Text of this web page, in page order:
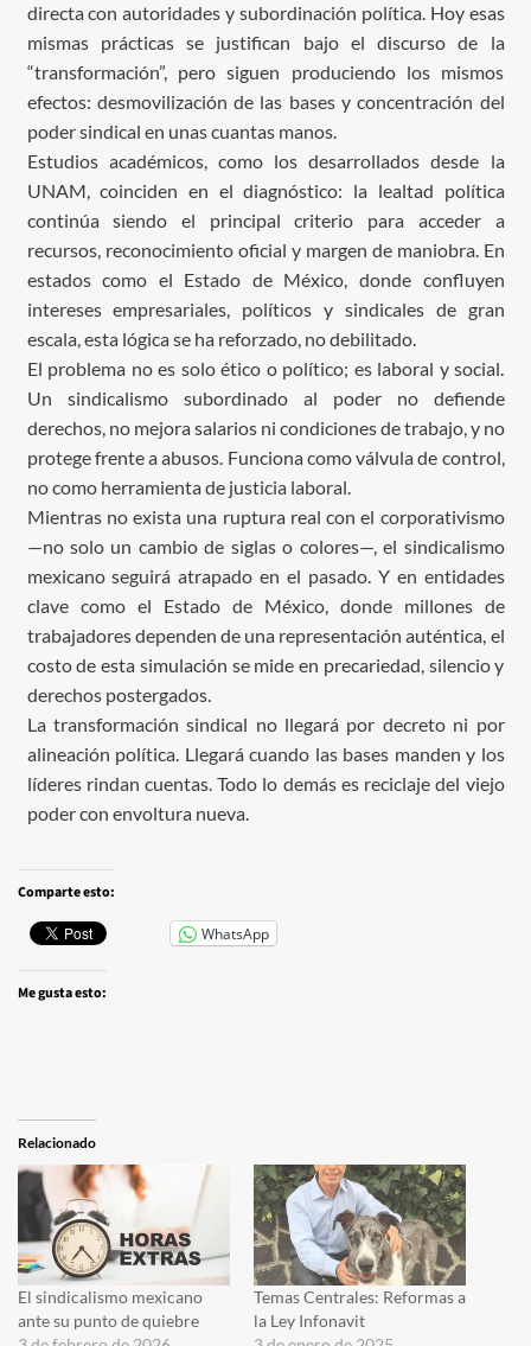
directa con autoridades y subordinación política. Hoy esas
mismas prácticas se justifican bajo el discurso de la
“transformación”, pero siguen produciendo los mismos
efectos: desmovilización de las bases y concentración del
poder sindical en unas cuantas manos.
Estudios académicos, como los desarrollados desde la
UNAM, coinciden en el diagnóstico: la lealtad política
continúa siendo el principal criterio para acceder a
recursos, reconocimiento oficial y margen de maniobra. En
estados como el Estado de México, donde confluyen
intereses empresariales, políticos y sindicales de gran
escala, esta lógica se ha reforzado, no debilitado.
El problema no es solo ético o político; es laboral y social.
Un sindicalismo subordinado al poder no defiende
derechos, no mejora salarios ni condiciones de trabajo, y no
protege frente a abusos. Funciona como válvula de control,
no como herramienta de justicia laboral.
Mientras no exista una ruptura real con el corporativismo
—no solo un cambio de siglas o colores—, el sindicalismo
mexicano seguirá atrapado en el pasado. Y en entidades
clave como el Estado de México, donde millones de
trabajadores dependen de una representación auténtica, el
costo de esta simulación se mide en precariedad, silencio y
derechos postergados.
La transformación sindical no llegará por decreto ni por
alineación política. Llegará cuando las bases manden y los
líderes rindan cuentas. Todo lo demás es reciclaje del viejo
poder con envoltura nueva.
Comparte esto:
WhatsApp
Me gusta esto:
Relacionado
El sindicalismo mexicano
ante su punto de quiebre
Temas Centrales: Reformas a
la Ley Infonavit